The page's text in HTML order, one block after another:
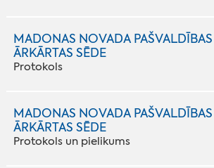
MADONAS NOVADA
ĀRKĀRTAS SĒDE
Protokols
MADONAS NOVADA
ĀRKĀRTAS SĒDE
Protokols un pielikums